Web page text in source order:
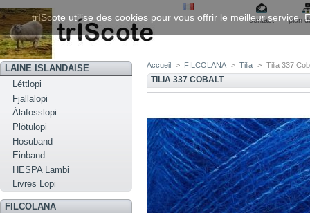
contact plan
LAINE ISLANDAISE
Léttlopi
Fjallalopi
Álafosslopi
Plötulopi
Hosuband
Einband
HESPA Lambi
Livres Lopi
FILCOLANA
Accueil > FILCOLANA > Tilia > Tilia 337
TILIA 337 COBALT
trIScote utilise des cookies pour vous offrir le meilleur